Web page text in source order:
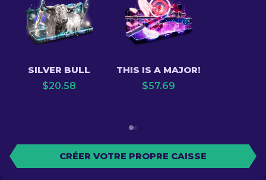
SILVER BULL
$20.58
THIS IS A MAJOR!
$57.69
CRÉER VOTRE PROPRE CAISSE